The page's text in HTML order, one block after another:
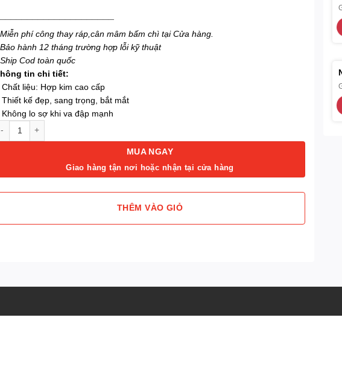
Miễn phí công thay ráp,cân mâm bấm chì tại Cửa hàng.
Bảo hành 12 tháng trường hợp lỗi kỹ thuật
Ship Cod toàn quốc
tin chi tiết:
Chất liệu: Hợp kim cao cấp
Thiết kế đẹp, sang trọng, bắt mắt
Không lo sợ khi va đập mạnh
MUA NGAY
Giao hàng tận nơi hoặc nhận tại cửa hàng
THÊM VÀO GIỎ